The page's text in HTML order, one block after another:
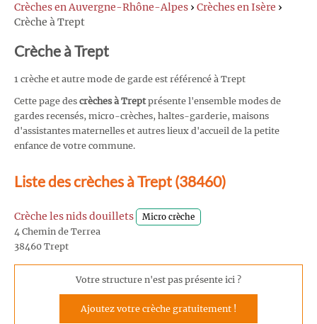
Crèches en Auvergne-Rhône-Alpes › Crèches en Isère ›
Crèche à Trept
Crèche à Trept
1 crèche et autre mode de garde est référencé à Trept
Cette page des crèches à Treptprésente l'ensemble modes de
gardes recensés, micro-crèches, haltes-garderie, maisons
d'assistantes maternelles et autres lieux d'accueil de la petite
enfance de votre commune.
Liste des crèches à Trept (38460)
Crèche les nids douillets Micro crèche
4 Chemin de Terrea
38460 Trept
Votre structure n'est pas présente ici ?
Ajoutez votre crèche gratuitement !